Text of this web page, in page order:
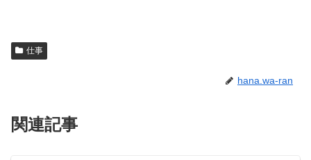
仕事
hana.wa-ran
関連記事